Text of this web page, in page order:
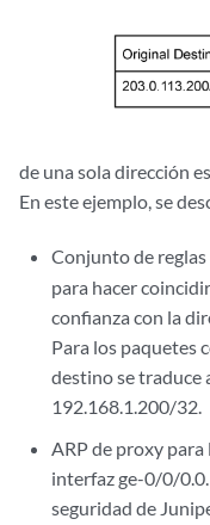
de una sola dirección
En este ejemplo, se
Conjunto de reglas
para hacer
confianza con la
Para los paquetes
destino se traduce
192.168.1.200/32.
ARP de proxy
interfaz ge-0/0/
seguridad de